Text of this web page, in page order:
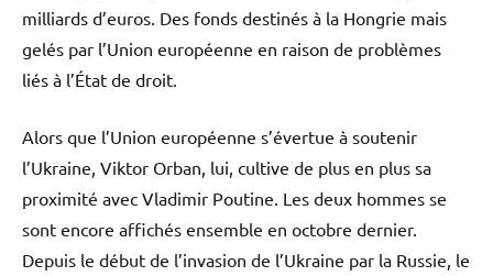
milliards d’euros. Des fonds destinés à la Hongrie mais
gelés par l’Union européenne en raison de problèmes
liés à l’État de droit.
Alors que l’Union européenne s’évertue à soutenir
l’Ukraine, Viktor Orban, lui, cultive de plus en plus sa
proximité avec Vladimir Poutine. Les deux hommes se
sont encore affichés ensemble en octobre dernier.
Depuis le début de l’invasion de l’Ukraine par la Russie, le